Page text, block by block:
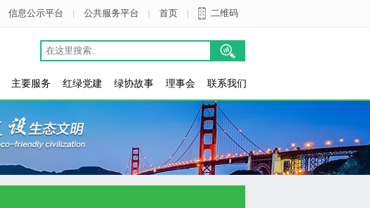
信息公示平台 | 公共服务平台 | 首页 | 二维码
主要服务 红绿党建 绿协故事 理事会 联系我们